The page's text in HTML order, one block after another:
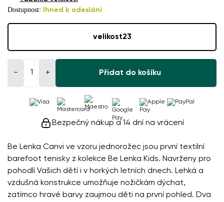
Be Lenka Canvi ve vzoru jednorožec jsou první textilní
barefoot tenisky z kolekce Be Lenka Kids. Navrženy pro
pohodlí Vašich dětí i v horkých letních dnech. Lehká a
vzdušná konstrukce umožňuje nožičkám dýchat,
zatímco hravé barvy zaujmou děti na první pohled. Dva
Dostupnost: Ihned k odeslání
velikost23
− + Přidat do košíku
Bezpečný nákup a 14 dní na vrácení